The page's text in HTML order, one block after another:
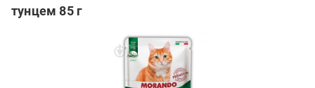
тунцем 85 г